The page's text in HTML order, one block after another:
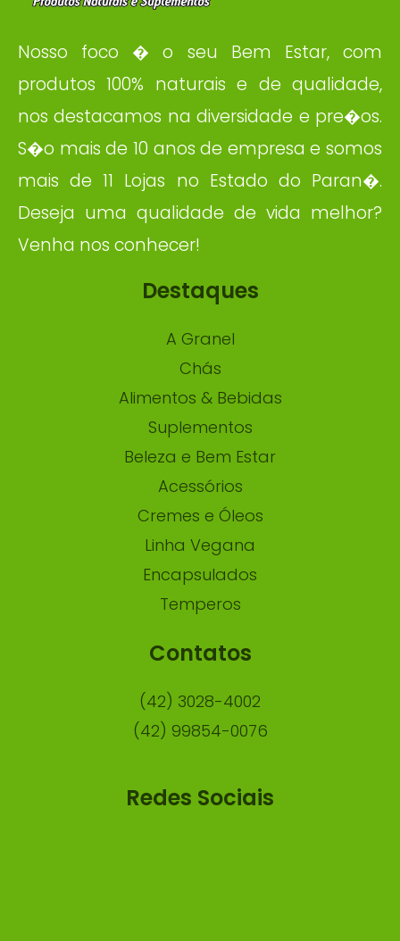
Nosso foco � o seu Bem Estar, com
produtos 100% naturais e de qualidade,
nos destacamos na diversidade e pre�os.
S�o mais de 10 anos de empresa e somos
mais de 11 Lojas no Estado do Paran�.
Deseja uma qualidade de vida melhor?
Venha nos conhecer!
Destaques
A Granel
Chás
Alimentos & Bebidas
Suplementos
Beleza e Bem Estar
Acessórios
Cremes e Óleos
Linha Vegana
Encapsulados
Temperos
Contatos
(42) 3028-4002
(42) 99854-0076
Redes Sociais